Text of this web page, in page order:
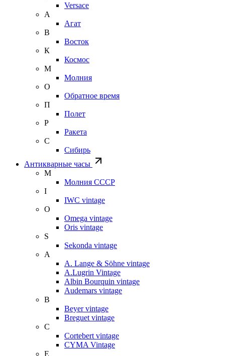
Versace
А
Агат
В
Восток
К
Космос
М
Молния
О
Обратное время
П
Полет
Р
Ракета
С
Сибирь
Антикварные часы
М
Молния СССР
I
IWC vintage
O
Omega vintage
Oris vintage
S
Sekonda vintage
A
A. Lange & Söhne vintage
A.Lugrin Vintage
Albin Bourquin vintage
Audemars vintage
B
Beyer vintage
Breguet vintage
C
Cortebert vintage
CYMA Vintage
E